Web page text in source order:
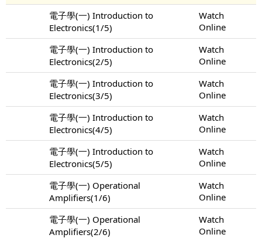
電子學(一) Introduction to
Electronics(1/5)
Watch
Online
電子學(一) Introduction to
Electronics(2/5)
Watch
Online
電子學(一) Introduction to
Electronics(3/5)
Watch
Online
電子學(一) Introduction to
Electronics(4/5)
Watch
Online
電子學(一) Introduction to
Electronics(5/5)
Watch
Online
電子學(一) Operational
Amplifiers(1/6)
Watch
Online
電子學(一) Operational
Amplifiers(2/6)
Watch
Online